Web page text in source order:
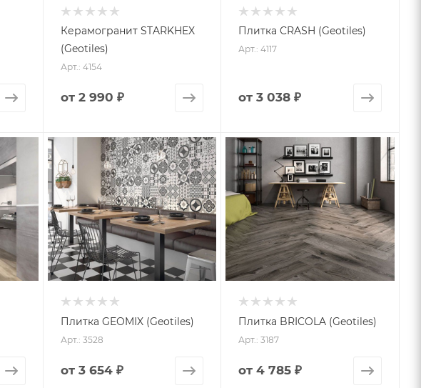
Керамогранит STARKHEX
(Geotiles)
Арт.: 4154
от 2 990 ₽
Плитка CRASH (Geotiles)
Арт.: 4117
от3 038 ₽
Плитка GEOMIX (Geotiles)
Арт.: 3528
от 3 654 ₽
Плитка BRICOLA (Geotiles)
Арт.: 3187
от4 785 ₽